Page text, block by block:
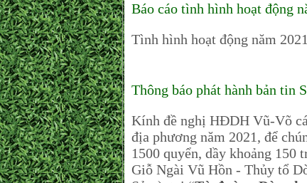
Báo cáo tình hình hoạt động
Tình hình hoạt động năm
Thông báo phát hành bản tin
Kính đề nghị HĐDH Vũ-Võ
địa phương năm 2021, để
1500 quyển, dầy khoảng 150
Giỗ Ngài Vũ Hồn - Thủy tổ